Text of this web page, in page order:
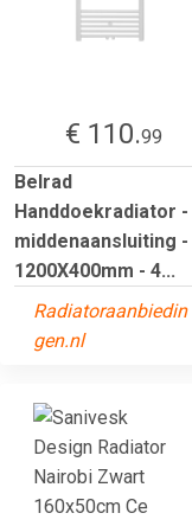
€ 110.99
Belrad
Handdoekradiator -
middenaansluiting -
1200X400mm - 4...
Radiatoraanbiedin
gen.nl